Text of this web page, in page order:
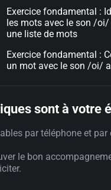
Exercice fondamental :
les mots avec le son /
une liste de mots
Exercice fondamental :
un mot avec le son /oi/
sont à votre
par téléphone et par
le bon